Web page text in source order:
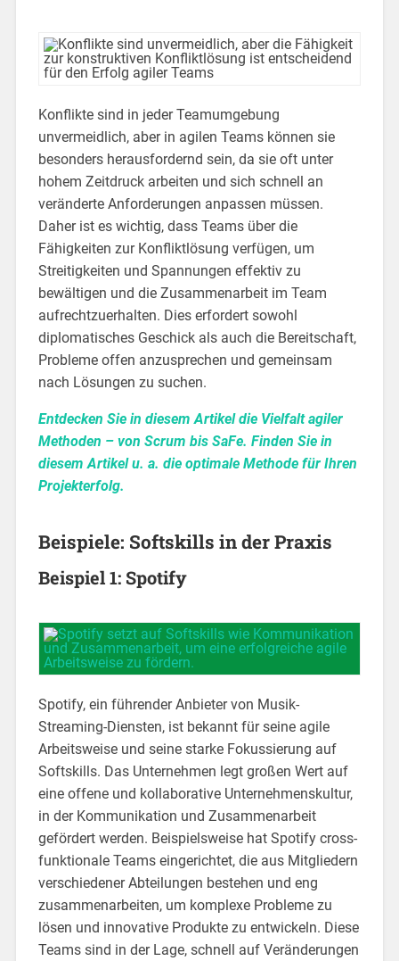
Konflikte sind in jeder Teamumgebung
unvermeidlich, aber in agilen Teams können sie
besonders herausfordernd sein, da sie oft unter
hohem Zeitdruck arbeiten und sich schnell an
veränderte Anforderungen anpassen müssen.
Daher ist es wichtig, dass Teams über die
Fähigkeiten zur Konfliktlösung verfügen, um
Streitigkeiten und Spannungen effektiv zu
bewältigen und die Zusammenarbeit im Team
aufrechtzuerhalten. Dies erfordert sowohl
diplomatisches Geschick als auch die Bereitschaft,
Probleme offen anzusprechen und gemeinsam
nach Lösungen zu suchen.
Entdecken Sie in diesem Artikel die Vielfalt agiler
Methoden – von Scrum bis SaFe. Finden Sie in
diesem Artikel u. a. die optimale Methode für Ihren
Projekterfolg.
Beispiele: Softskills in der Praxis
Beispiel 1: Spotify
Spotify, ein führender Anbieter von Musik-
Streaming-Diensten, ist bekannt für seine agile
Arbeitsweise und seine starke Fokussierung auf
Softskills. Das Unternehmen legt großen Wert auf
eine offene und kollaborative Unternehmenskultur,
in der Kommunikation und Zusammenarbeit
gefördert werden. Beispielsweise hat Spotify cross-
funktionale Teams eingerichtet, die aus Mitgliedern
verschiedener Abteilungen bestehen und eng
zusammenarbeiten, um komplexe Probleme zu
lösen und innovative Produkte zu entwickeln. Diese
Teams sind in der Lage, schnell auf Veränderungen